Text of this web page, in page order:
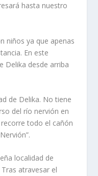
hasta nuestro
niños ya que apenas
En este
Delika desde arriba
de Delika. No tiene
del río nervión en
todo el cañón
localidad de
atravesar el